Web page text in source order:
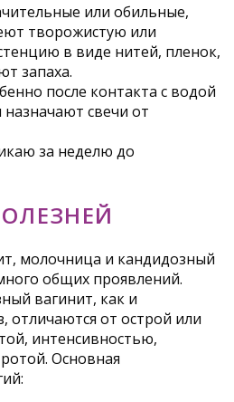
или обильные,
творожистую или
в виде нитей, пленок,
запаха.
после контакта с водой
свечи от
за неделю до
молочница и кандидозный
общих проявлений.
вагинит, как и
отличаются от острой или
интенсивностью,
Основная